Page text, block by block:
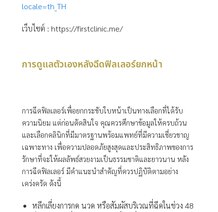
locale=th_TH
เว็บไซต์ : https://firstclinic.me/
การดูแลตัวเองหลังฉีดฟิลเลอร์ยกหน้า
การฉีดฟิลเลอร์เพื่อยกกระชับใบหน้าเป็นทางเลือกที่ได้รับ
ความนิยม แต่ก่อนตัดสินใจ คุณควรศึกษาข้อมูลให้ครบถ้วน
และเลือกคลินิกที่มีมาตรฐานพร้อมแพทย์ที่มีความเชี่ยวชาญ
เฉพาะทาง เพื่อความปลอดภัยสูงสุดและประสิทธิภาพของการ
รักษาที่จะให้ผลลัพธ์สวยงามเป็นธรรมชาติและยาวนาน หลัง
การฉีดฟิลเลอร์ มีคำแนะนำสำคัญที่ควรปฏิบัติตามอย่าง
เคร่งครัด ดังนี้
หลีกเลี่ยงการกด นวด หรือสัมผัสบริเวณที่ฉีดในช่วง 48